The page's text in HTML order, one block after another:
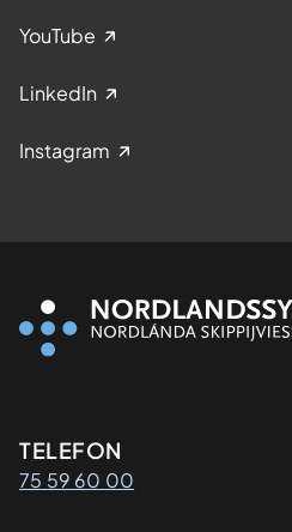
YouTube
LinkedIn
Instagram
TELEFON
75 59 60 00